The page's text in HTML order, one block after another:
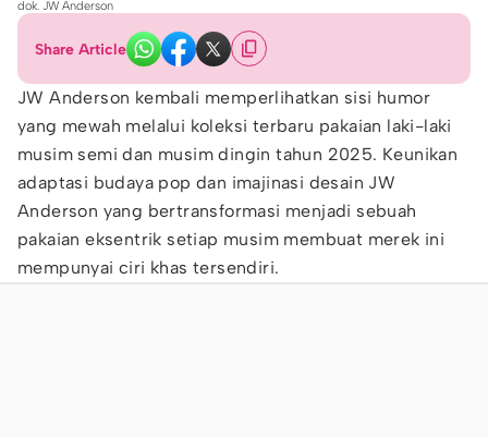
dok. JW Anderson
Share Article
JW Anderson kembali memperlihatkan sisi humor
yang mewah melalui koleksi terbaru pakaian laki-laki
musim semi dan musim dingin tahun 2025. Keunikan
adaptasi budaya pop dan imajinasi desain JW
Anderson yang bertransformasi menjadi sebuah
pakaian eksentrik setiap musim membuat merek ini
mempunyai ciri khas tersendiri.